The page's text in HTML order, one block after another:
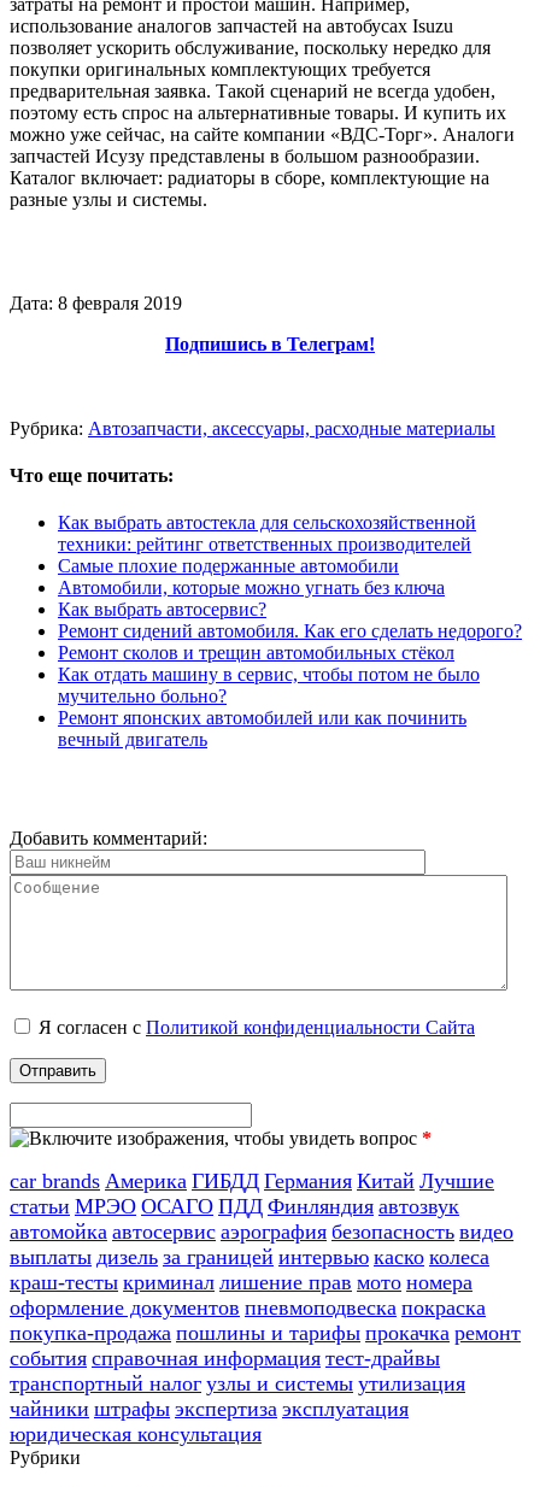
использование аналогов запчастей на автобусах Isuzu
позволяет ускорить обслуживание, поскольку нередко для
покупки оригинальных комплектующих требуется
предварительная заявка. Такой сценарий не всегда удобен,
поэтому есть спрос на альтернативные товары. И купить их
можно уже сейчас, на сайте компании «ВДС-Торг». Аналоги
запчастей Исузу представлены в большом разнообразии.
Каталог включает: радиаторы в сборе, комплектующие на
разные узлы и системы.
Дата: 8 февраля 2019
Подпишись в Телеграм!
Рубрика: Автозапчасти, аксессуары, расходные материалы
Что еще почитать:
Как выбрать автостекла для сельскохозяйственной
техники: рейтинг ответственных производителей
Самые плохие подержанные автомобили
Автомобили, которые можно угнать без ключа
Как выбрать автосервис?
Ремонт сидений автомобиля. Как его сделать недорого?
Ремонт сколов и трещин автомобильных стёкол
Как отдать машину в сервис, чтобы потом не было
мучительно больно?
Ремонт японских автомобилей или как починить
вечный двигатель
Добавить комментарий:
Я согласен с Политикой конфиденциальности Сайта
*
car brands Америка ГИБДД Германия Китай Лучшие
статьи МРЭО ОСАГО ПДД Финляндия автозвук
автомойка автосервис аэрография безопасность видео
выплаты дизель за границей интервью каско колеса
краш-тесты криминал лишение прав мото номера
оформление документов пневмоподвеска покраска
покупка-продажа пошлины и тарифы прокачка ремонт
события справочная информация тест-драйвы
транспортный налог узлы и системы утилизация
чайники штрафы экспертиза эксплуатация
юридическая консультация
Рубрики